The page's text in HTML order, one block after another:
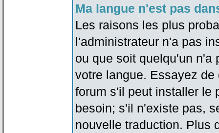
Ma langue n'est pas
Les raisons les plus
l'administrateur n'a pas
ou que soit quelqu'un n'a
votre langue. Essayez
forum s'il peut installer le
besoin; s'il n'existe pas,
nouvelle traduction. Plus